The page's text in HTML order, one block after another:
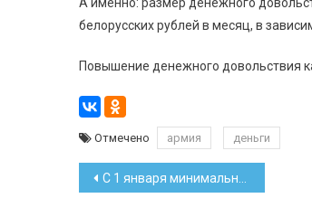
А именно: размер денежного
белорусских рублей в месяц, в
Повышение денежного довольствия
Отмечено армия деньги
Навигация
С 1 января минимальная зарплата вырастет до 330 рублей